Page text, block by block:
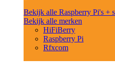
Bekijk alle Raspberry Pi's +
Bekijk alle merken
HiFiBerry
Raspberry Pi
Rfxcom